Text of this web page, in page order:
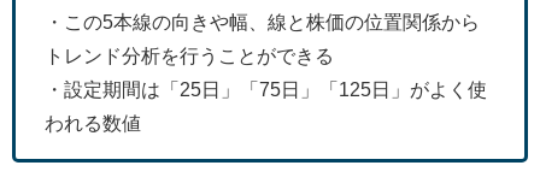
・この5本線の向きや幅、線と株価の位置関係から
トレンド分析を行うことができる
・設定期間は「25日」「75日」「125日」がよく使
われる数値